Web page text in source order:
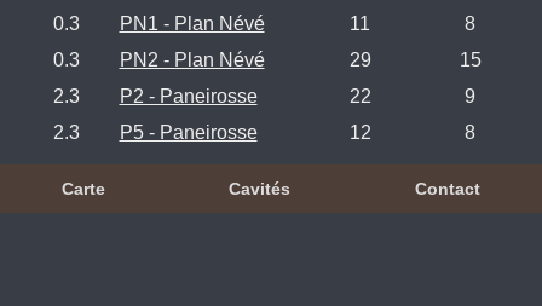
0.3
PN1 - Plan Névé 11
8
0.3
PN2 - Plan Névé 29
15
2.3
P2 - Paneirosse 22
9
2.3
P5 - Paneirosse 12 8
Carte Cavités Contact